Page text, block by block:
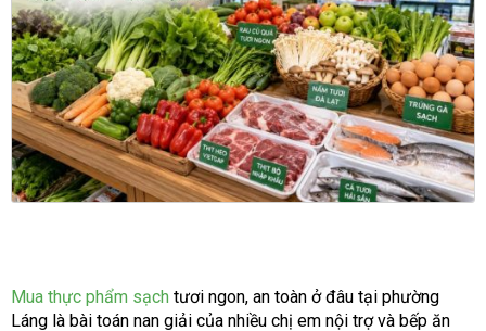
Mua thực phẩm sạch tươi ngon, an toàn ở đâu tại phường
Láng là bài toán nan giải của nhiều chị em nội trợ và bếp ăn